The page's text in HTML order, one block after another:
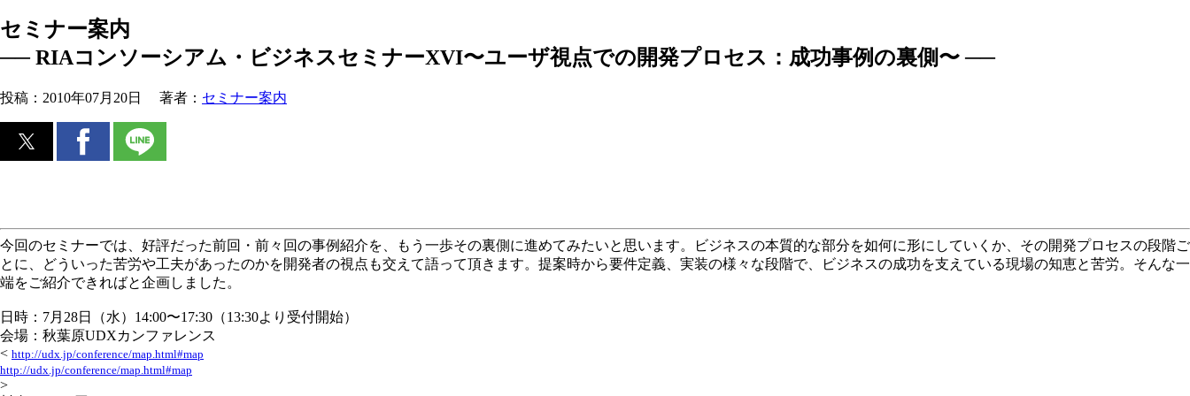
セミナー案内
── RIAコンソーシアム・ビジネスセミナーXVI〜ユーザ視点での開発プロセス：成功事例の裏側〜 ──
投稿： 2010年07月20日 著者： セミナー案内
今回のセミナーでは、好評だった前回・前々回の事例紹介を、もう一歩その裏側に進めてみたいと思います。ビジネスの本質的な部分を如何に形にしていくか、その開発プロセスの段階ご
とに、どういった苦労や工夫があったのかを開発者の視点も交えて語って頂きます。提案時から要件定義、実装の様々な段階で、ビジネスの成功を支えている現場の知恵と苦労。そんな一
端をご紹介できればと企画しました。
日時：7月28日（水）14:00〜17:30（13:30より受付開始）
会場：秋葉原UDXカンファレンス
< http://udx.jp/conference/map.html#map
http://udx.jp/conference/map.html#map
>